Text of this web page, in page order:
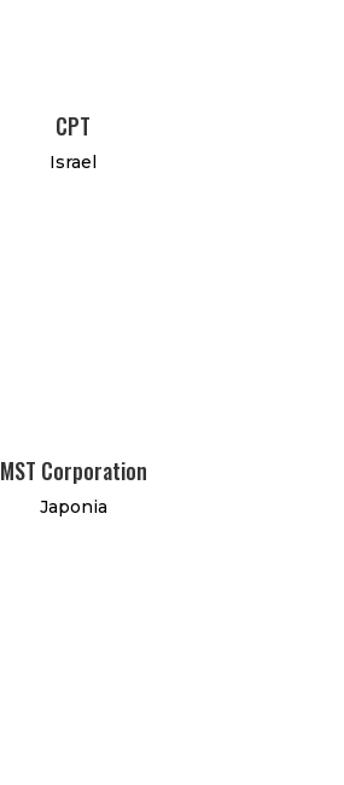
CPT
Israel
MST Corporation
Japonia